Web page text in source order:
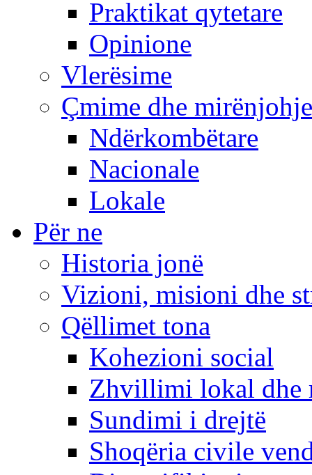
Praktikat qytetare
Opinione
Vlerësime
Çmime dhe mirënjohje
Ndërkombëtare
Nacionale
Lokale
Për ne
Historia jonë
Vizioni, misioni dhe
Qëllimet tona
Kohezioni social
Zhvillimi lokal dhe
Sundimi i drejtë
Shoqëria civile